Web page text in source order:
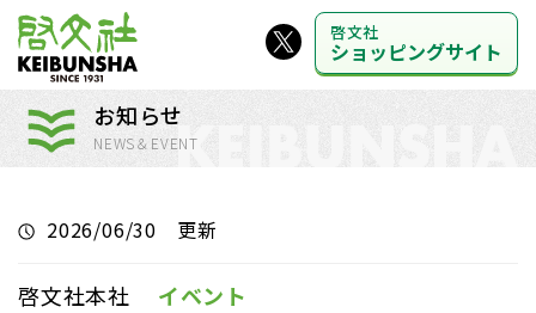
啓文社
ショッピングサイト
お知らせ
NEWS＆EVENT
2026/06/30 更新
啓文社本社 イベント